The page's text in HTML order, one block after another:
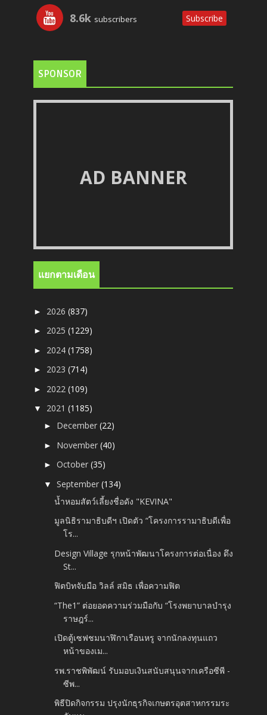
8.6k subscribers Subscribe
SPONSOR
AD BANNER
แยกตามเดือน
► 2026(837)
► 2025(1229)
► 2024(1758)
► 2023(714)
► 2022(109)
▼ 2021(1185)
► December(22)
► November(40)
►October(35)
▼September(134)
น้ำหอมสัตว์เลี้ยงชื่อดัง "KEVINA"
มูลนิธิรามาธิบดีฯ เปิดตัว “โครงการรามาธิบดีเพื่อ
โร...
Design Village รุกหน้าพัฒนาโครงการต่อเนื่อง ดึง
St...
ฟิตบิทจับมือ วิลล์ สมิธ เพื่อความฟิต
“The1” ต่อยอดความร่วมมือกับ “โรงพยาบาลบํารุง
ราษฎร์...
เปิดตู้เซฟชมนาฬิกาเรือนหรู จากนักลงทุนแถว
หน้าของเม...
รพ.ราชพิพัฒน์ รับมอบเงินสนับสนุนจากเครือซีพี -
ซีพ...
พิธีปิดกิจกรรม ปรุงนักธุรกิจเกษตรอุตสาหกรรมระ